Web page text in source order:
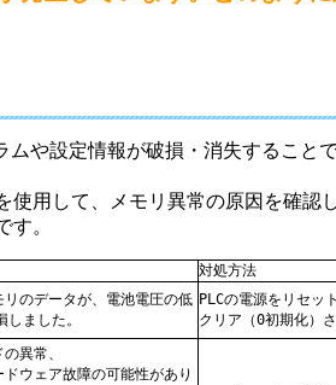
発電設備
ソリューション
ムや設定情報が破損・消失すること
使用して、メモリ異常の原因を確認
す。
対処方法
リのデータが、電池電圧の低
ました。
PLCの電源をリセッ
クリア（0初期化）
異常、
ドウェア故障の可能性があり